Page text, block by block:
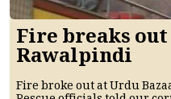
Fire breaks
Rawalpindi
Fire broke out at Urdu